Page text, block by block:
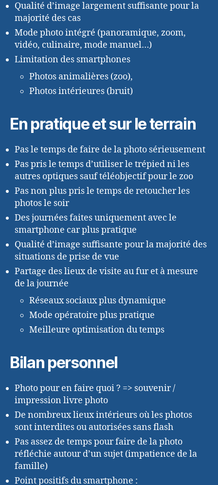
Qualité d’image largement suffisante pour la
majorité des cas
Mode photo intégré (panoramique, zoom,
vidéo, culinaire, mode manuel…)
Limitation des smartphones
Photos animalières (zoo),
Photos intérieures (bruit)
En pratique et sur le terrain
Pas le temps de faire de la photo sérieusement
Pas pris le temps d’utiliser le trépied ni les
autres optiques sauf téléobjectif pour le zoo
Pas non plus pris le temps de retoucher les
photos le soir
Des journées faites uniquement avec le
smartphone car plus pratique
Qualité d’image suffisante pour la majorité des
situations de prise de vue
Partage des lieux de visite au fur et à mesure
de la journée
Réseaux sociaux plus dynamique
Mode opératoire plus pratique
Meilleure optimisation du temps
Bilan personnel
Photo pour en faire quoi ? => souvenir /
impression livre photo
De nombreux lieux intérieurs où les photos
sont interdites ou autorisées sans flash
Pas assez de temps pour faire de la photo
réfléchie autour d’un sujet (impatience de la
famille)
Point positifs du smartphone :